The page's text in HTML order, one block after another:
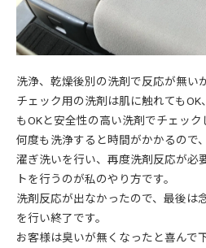
洗浄、乾燥後別の洗剤で反応が無い
チェック用の洗剤は肌に触れても
もOKと安全性の高い洗剤でチェック
何度も洗浄すると時間がかかるので
濯ぎ洗いを行い、再度洗剤反応が必
トを行うのが私のやり方です。
洗剤反応が出なかったので、最後は
を行い終了です。
お客様は臭いが無くなったと喜んで